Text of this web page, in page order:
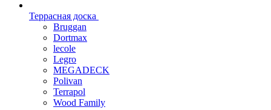
Террасная доска
Bruggan
Dortmax
lecole
Legro
MEGADECK
Polivan
Terrapol
Wood Family